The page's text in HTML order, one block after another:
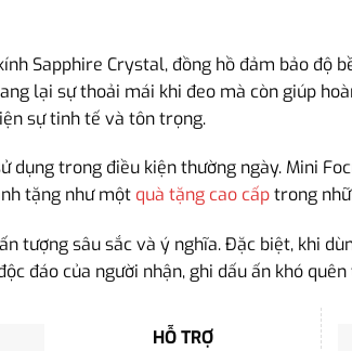
Sapphire Crystal, đồng hồ đảm bảo độ
lại sự thoải mái khi đeo mà còn giúp
sự tinh tế và tôn trọng.
dụng trong điều kiện thường ngày. Mini
tặng như một quà tặng cao cấptrong
tượng sâu sắc và ý nghĩa. Đặc biệt, khi
đáo của người nhận, ghi dấu ấn khó
HỖ TRỢ